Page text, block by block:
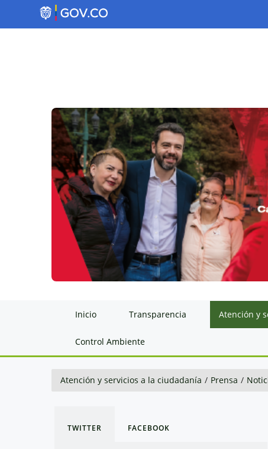
Inicio Transparencia Atención y
Control Ambiente
Atención y servicios a la ciudadanía / Prensa /
TWITTER FACEBOOK